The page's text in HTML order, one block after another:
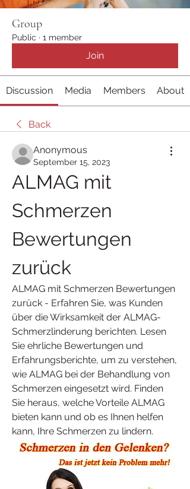
Group
Public · 1 member
Join
Discussion Media Members About
Back
Anonymous
September 15, 2023
ALMAG mit
Schmerzen
Bewertungen
zurück
ALMAG mit Schmerzen Bewertungen
zurück - Erfahren Sie, was Kunden
über die Wirksamkeit der ALMAG-
Schmerzlinderung berichten. Lesen
Sie ehrliche Bewertungen und
Erfahrungsberichte, um zu verstehen,
wie ALMAG bei der Behandlung von
Schmerzen eingesetzt wird. Finden
Sie heraus, welche Vorteile ALMAG
bieten kann und ob es Ihnen helfen
kann, Ihre Schmerzen zu lindern.